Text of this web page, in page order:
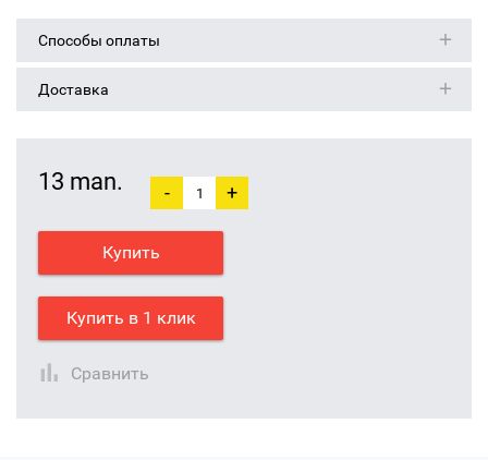
Способы оплаты
Доставка
13 man. - +
Купить
Купить в 1 клик
Сравнить